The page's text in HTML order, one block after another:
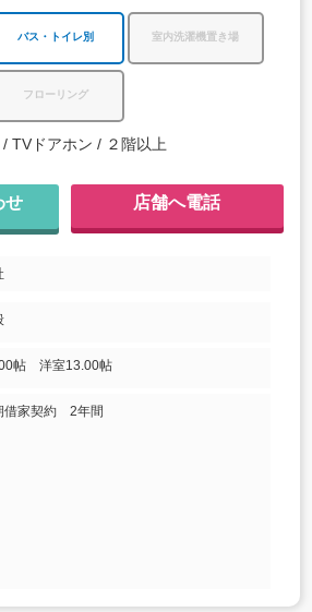
バス・トイレ別 室内洗濯機置き場
フローリング
TVドアホン ２階以上
せ 店舗へ電話
帖 洋室13.00帖
借家契約 2年間